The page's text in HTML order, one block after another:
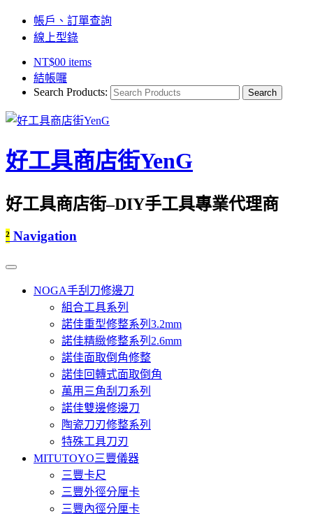
帳戶、訂單查詢
線上型錄
NT$00 items
結帳囉
Search Products:
好工具商店街YenG
好工具商店街–DIY手工具專業代理商
² Navigation
NOGA手刮刀修邊刀
組合工具系列
諾佳重型修整系列3.2mm
諾佳精緻修整系列2.6mm
諾佳面取倒角修整
諾佳回轉式面取倒角
萬用三角刮刀系列
諾佳雙邊修邊刀
陶瓷刀刃修整系列
特殊工具刀刃
MITUTOYO三豐儀器
三豐卡尺
三豐外徑分厘卡
三豐內徑分厘卡